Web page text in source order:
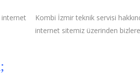
internet
Kombi İzmir teknik servisi
internet sitemiz üzerinden